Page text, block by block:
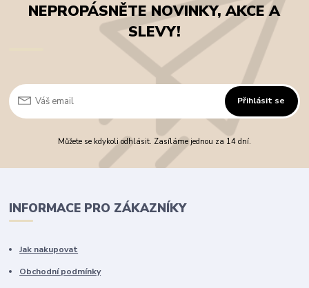
NEPROPÁSNĚTE NOVINKY, AKCE A
SLEVY!
Přihlásit se
Můžete se kdykoli odhlásit. Zasíláme jednou za 14 dní.
INFORMACE PRO ZÁKAZNÍKY
Jak nakupovat
Obchodní podmínky